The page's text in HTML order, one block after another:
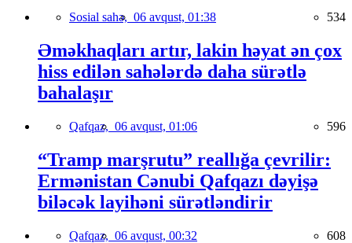
Sosial sahə, 06 avqust, 01:38 534
Əməkhaqları artır, lakin həyat ən çox
hiss edilən sahələrdə daha sürətlə
bahalaşır
Qafqaz, 06 avqust, 01:06 596
“Tramp marşrutu” reallığa çevrilir:
Ermənistan Cənubi Qafqazı dəyişə
biləcək layihəni sürətləndirir
Qafqaz, 06 avqust, 00:32 608